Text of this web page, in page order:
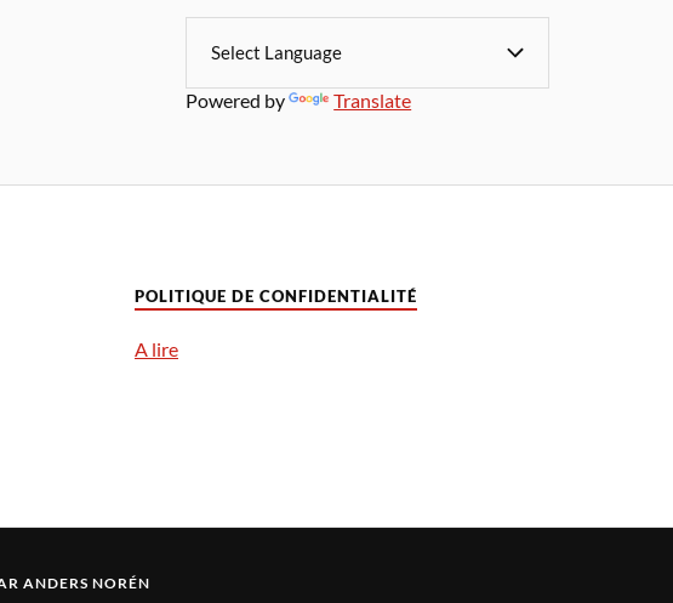
Powered by Translate
POLITIQUE DE CONFIDENTIALITÉ
A lire
ANDERS NORÉN